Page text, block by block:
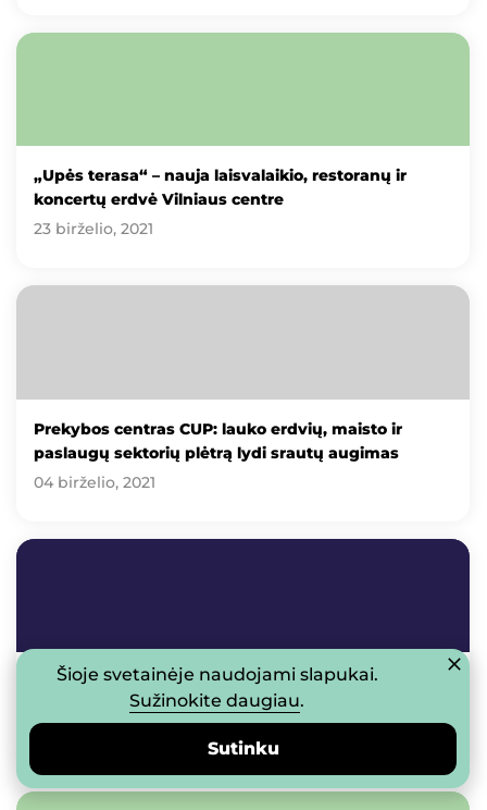
„Upės terasa“ – nauja laisvalaikio, restoranų ir
koncertų erdvė Vilniaus centre
23 birželio, 2021
Prekybos centras CUP: lauko erdvių, maisto ir
paslaugų sektorių plėtrą lydi srautų augimas
04 birželio, 2021
Terasų gausa garsėjantis CUP: kviečia į naujas
lauko erdves ir paiškylauti
Šioje svetainėje naudojami slapukai.
Sužinokite daugiau.
Sutinku